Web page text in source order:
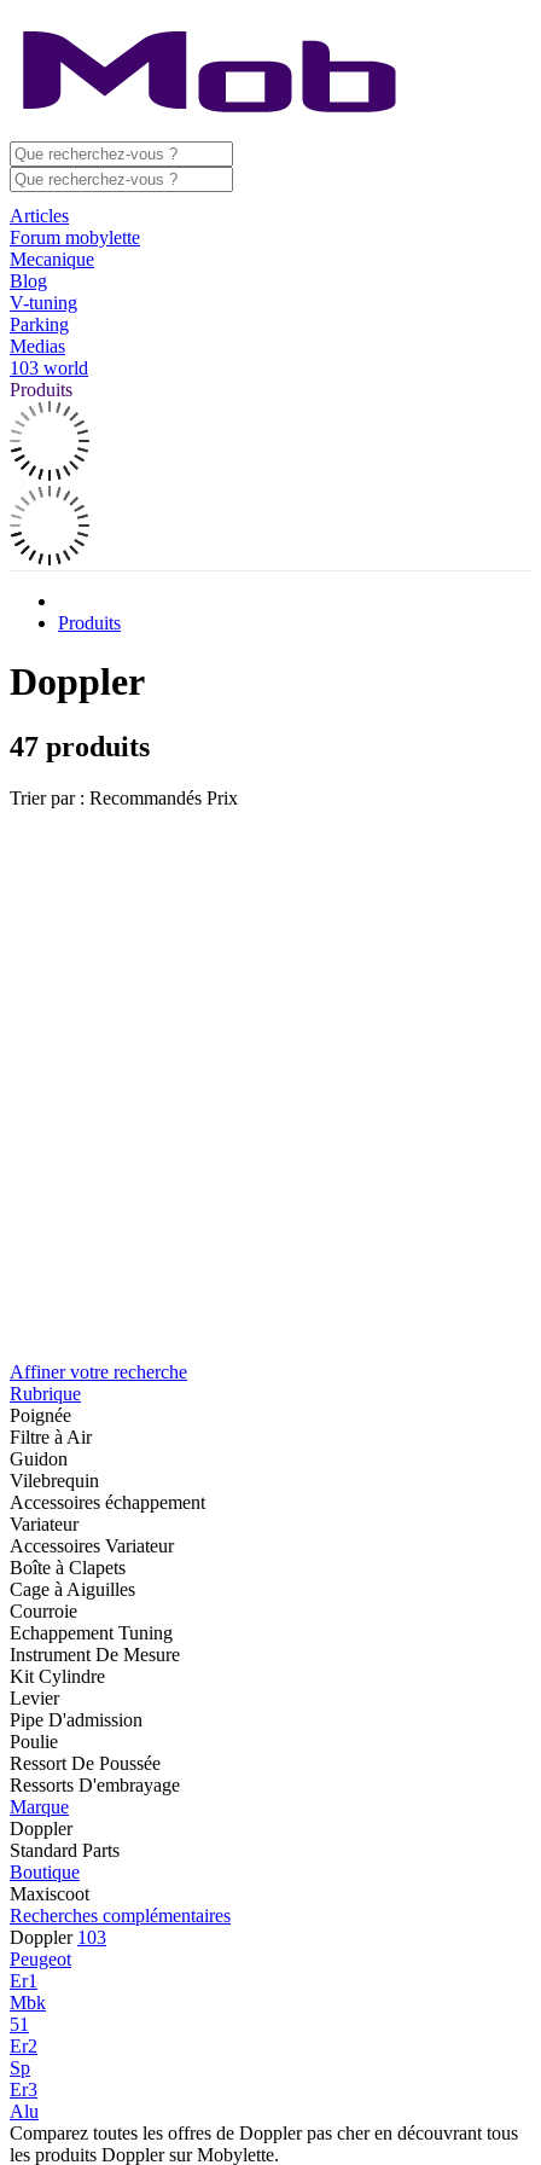
Articles
Forum mobylette
Mecanique
Blog
V-tuning
Parking
Medias
103 world
Produits
Produits
Doppler
47 produits
Trier par : Recommandés Prix
Affiner votre recherche
Rubrique
Poignée
Filtre à Air
Guidon
Vilebrequin
Accessoires échappement
Variateur
Accessoires Variateur
Boîte à Clapets
Cage à Aiguilles
Courroie
Echappement Tuning
Instrument De Mesure
Kit Cylindre
Levier
Pipe D'admission
Poulie
Ressort De Poussée
Ressorts D'embrayage
Marque
Doppler
Standard Parts
Boutique
Maxiscoot
Recherches complémentaires
Doppler 103
Peugeot
Er1
Mbk
51
Er2
Sp
Er3
Alu
Comparez toutes les offres de Doppler pas cher en découvrant tous
les produits Doppler sur Mobylette.